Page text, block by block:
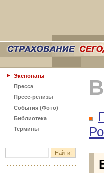
Экспонаты
Пресса
Пресс-релизы
События (Фото)
Библиотека
Термины